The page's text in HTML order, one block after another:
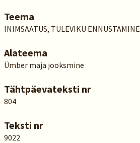
Teema
INIMSAATUS, TULEVIKU ENNUSTAMINE
Alateema
Ümber maja jooksmine
Tähtpäevateksti nr
804
Teksti nr
9022